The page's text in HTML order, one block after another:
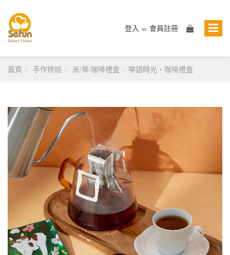
登入 or 會員註冊
首頁 手作烘焙 米/茶/咖啡禮盒 啡語時光・咖啡禮盒